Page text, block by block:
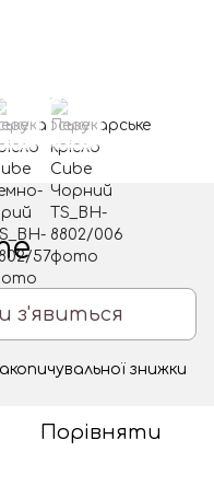
з'явиться
знижки
Порівняти